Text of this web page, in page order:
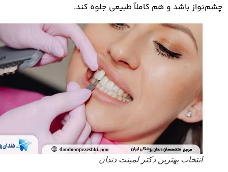
باشد و هم کاملاً طبیعی جلوه کند.
انتخاب بهترین دکتر لمینت دندان